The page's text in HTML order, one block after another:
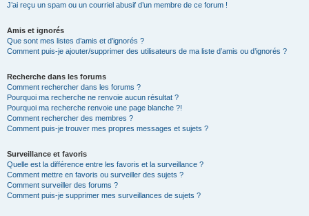
J’ai reçu un spam ou un courriel abusif d’un membre de ce forum !
Amis et ignorés
Que sont mes listes d’amis et d’ignorés ?
Comment puis-je ajouter/supprimer des utilisateurs de ma liste d’amis ou d’ignorés ?
Recherche dans les forums
Comment rechercher dans les forums ?
Pourquoi ma recherche ne renvoie aucun résultat ?
Pourquoi ma recherche renvoie une page blanche ?!
Comment rechercher des membres ?
Comment puis-je trouver mes propres messages et sujets ?
Surveillance et favoris
Quelle est la différence entre les favoris et la surveillance ?
Comment mettre en favoris ou surveiller des sujets ?
Comment surveiller des forums ?
Comment puis-je supprimer mes surveillances de sujets ?